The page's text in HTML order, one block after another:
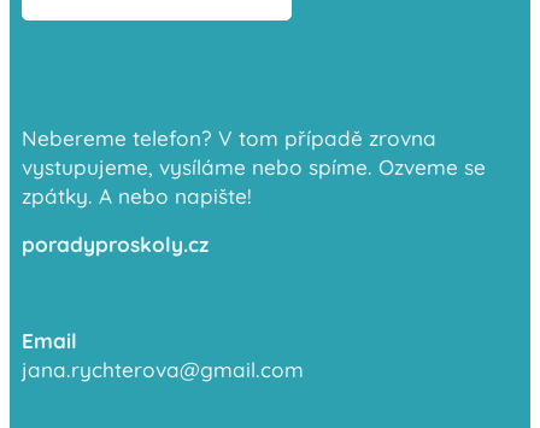
Nebereme telefon? V tom případě zrovna
vystupujeme, vysíláme nebo spíme. Ozveme se
zpátky. A nebo napište!
poradyproskoly.cz
Email
jana.rychterova@gmail.com